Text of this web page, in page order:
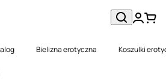
Bielizna erotyczna Koszulki